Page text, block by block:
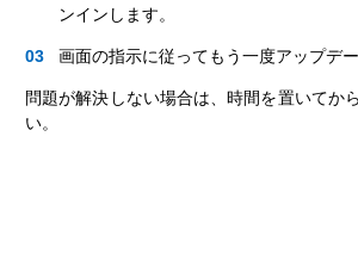
ンインします。
画面の指示に従ってもう一度アップデ
問題が解決しない場合は、時間を置いてか
い。